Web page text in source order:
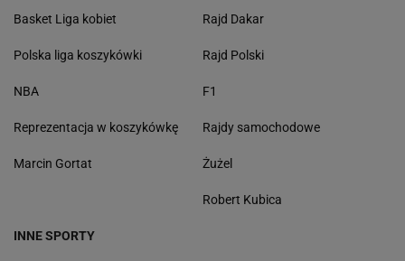
Basket Liga kobiet
Polska liga koszykówki
NBA
Reprezentacja w koszykówkę
Marcin Gortat
Rajd Dakar
Rajd Polski
F1
Rajdy samochodowe
Żużel
Robert Kubica
INNE SPORTY